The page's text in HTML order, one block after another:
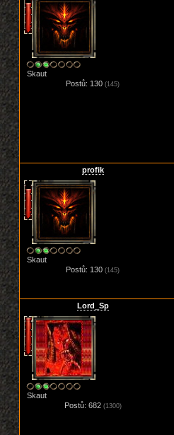
Skaut
Postů: 130(145)
profik
Skaut
Postů: 130(145)
Lord_Sp
Skaut
Postů: 682 (1300)